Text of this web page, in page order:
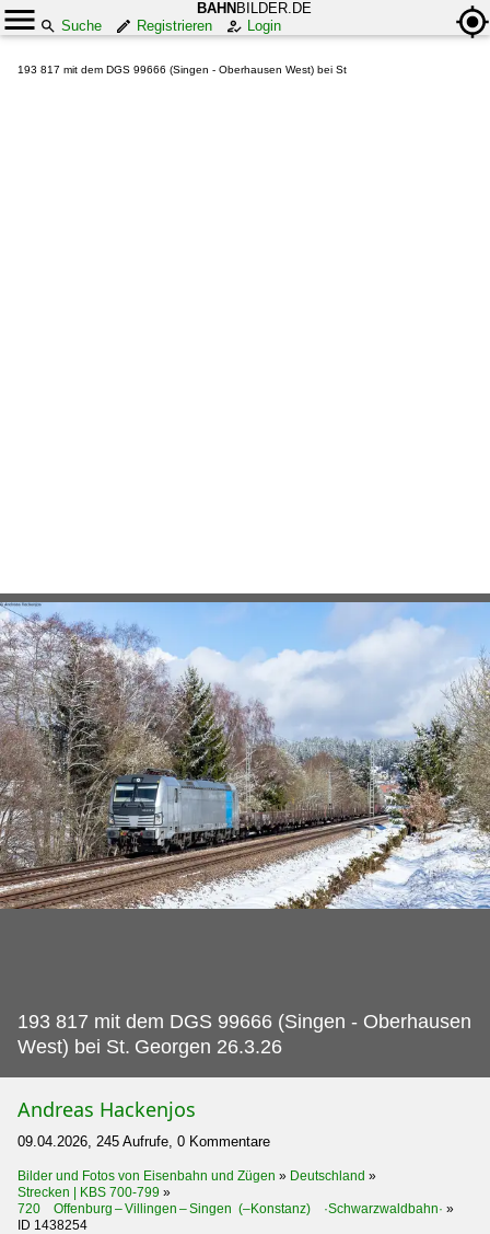
BAHN BILDER.DE
Suche
Registrieren Login
193 817 mit dem DGS 99666 (Singen - Oberhausen West) bei St
193 817 mit dem DGS 99666 (Singen - Oberhausen
West) bei St. Georgen 26.3.26
Andreas Hackenjos
09.04.2026, 245 Aufrufe, 0 Kommentare
Bilder und Fotos von Eisenbahn und Zügen » Deutschland »
Strecken | KBS 700-799 »
720 Offenburg – Villingen – Singen (–Konstanz) ·Schwarzwaldbahn· »
ID 1438254